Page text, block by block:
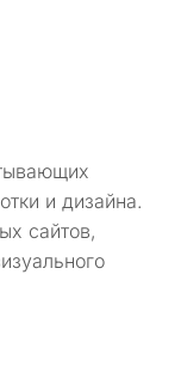
и дизайна.
сайтов,